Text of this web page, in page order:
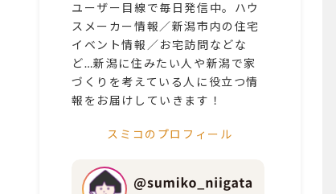
ユーザー目線で毎日発信中。ハウ
スメーカー情報／新潟市内の住宅
イベント情報／お宅訪問などな
ど…新潟に住みたい人や新潟で家
づくりを考えている人に役立つ情
報をお届けしていきます！
スミコのプロフィール